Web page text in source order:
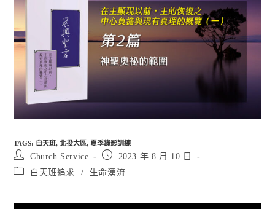
TAGS: 白天班, 北投大區, 夏季錄影訓練
Post
author:
Church Service
Post
published:
2023 年 8 月 10 日
Post
白天班追求 / 生命湧流